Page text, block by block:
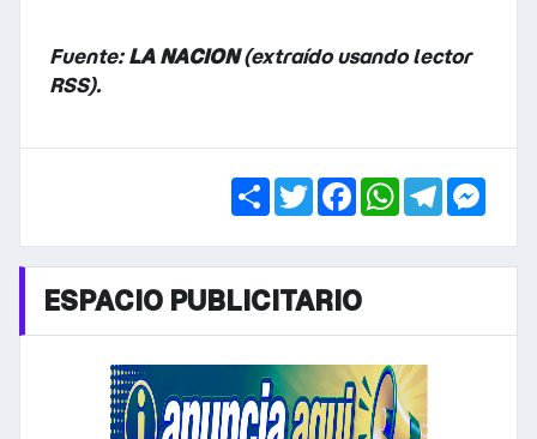
Fuente: LA NACION(extraído usando lector
RSS).
ShareTwitterFacebook
WhatsApp
ESPACIO PUBLICITARIO